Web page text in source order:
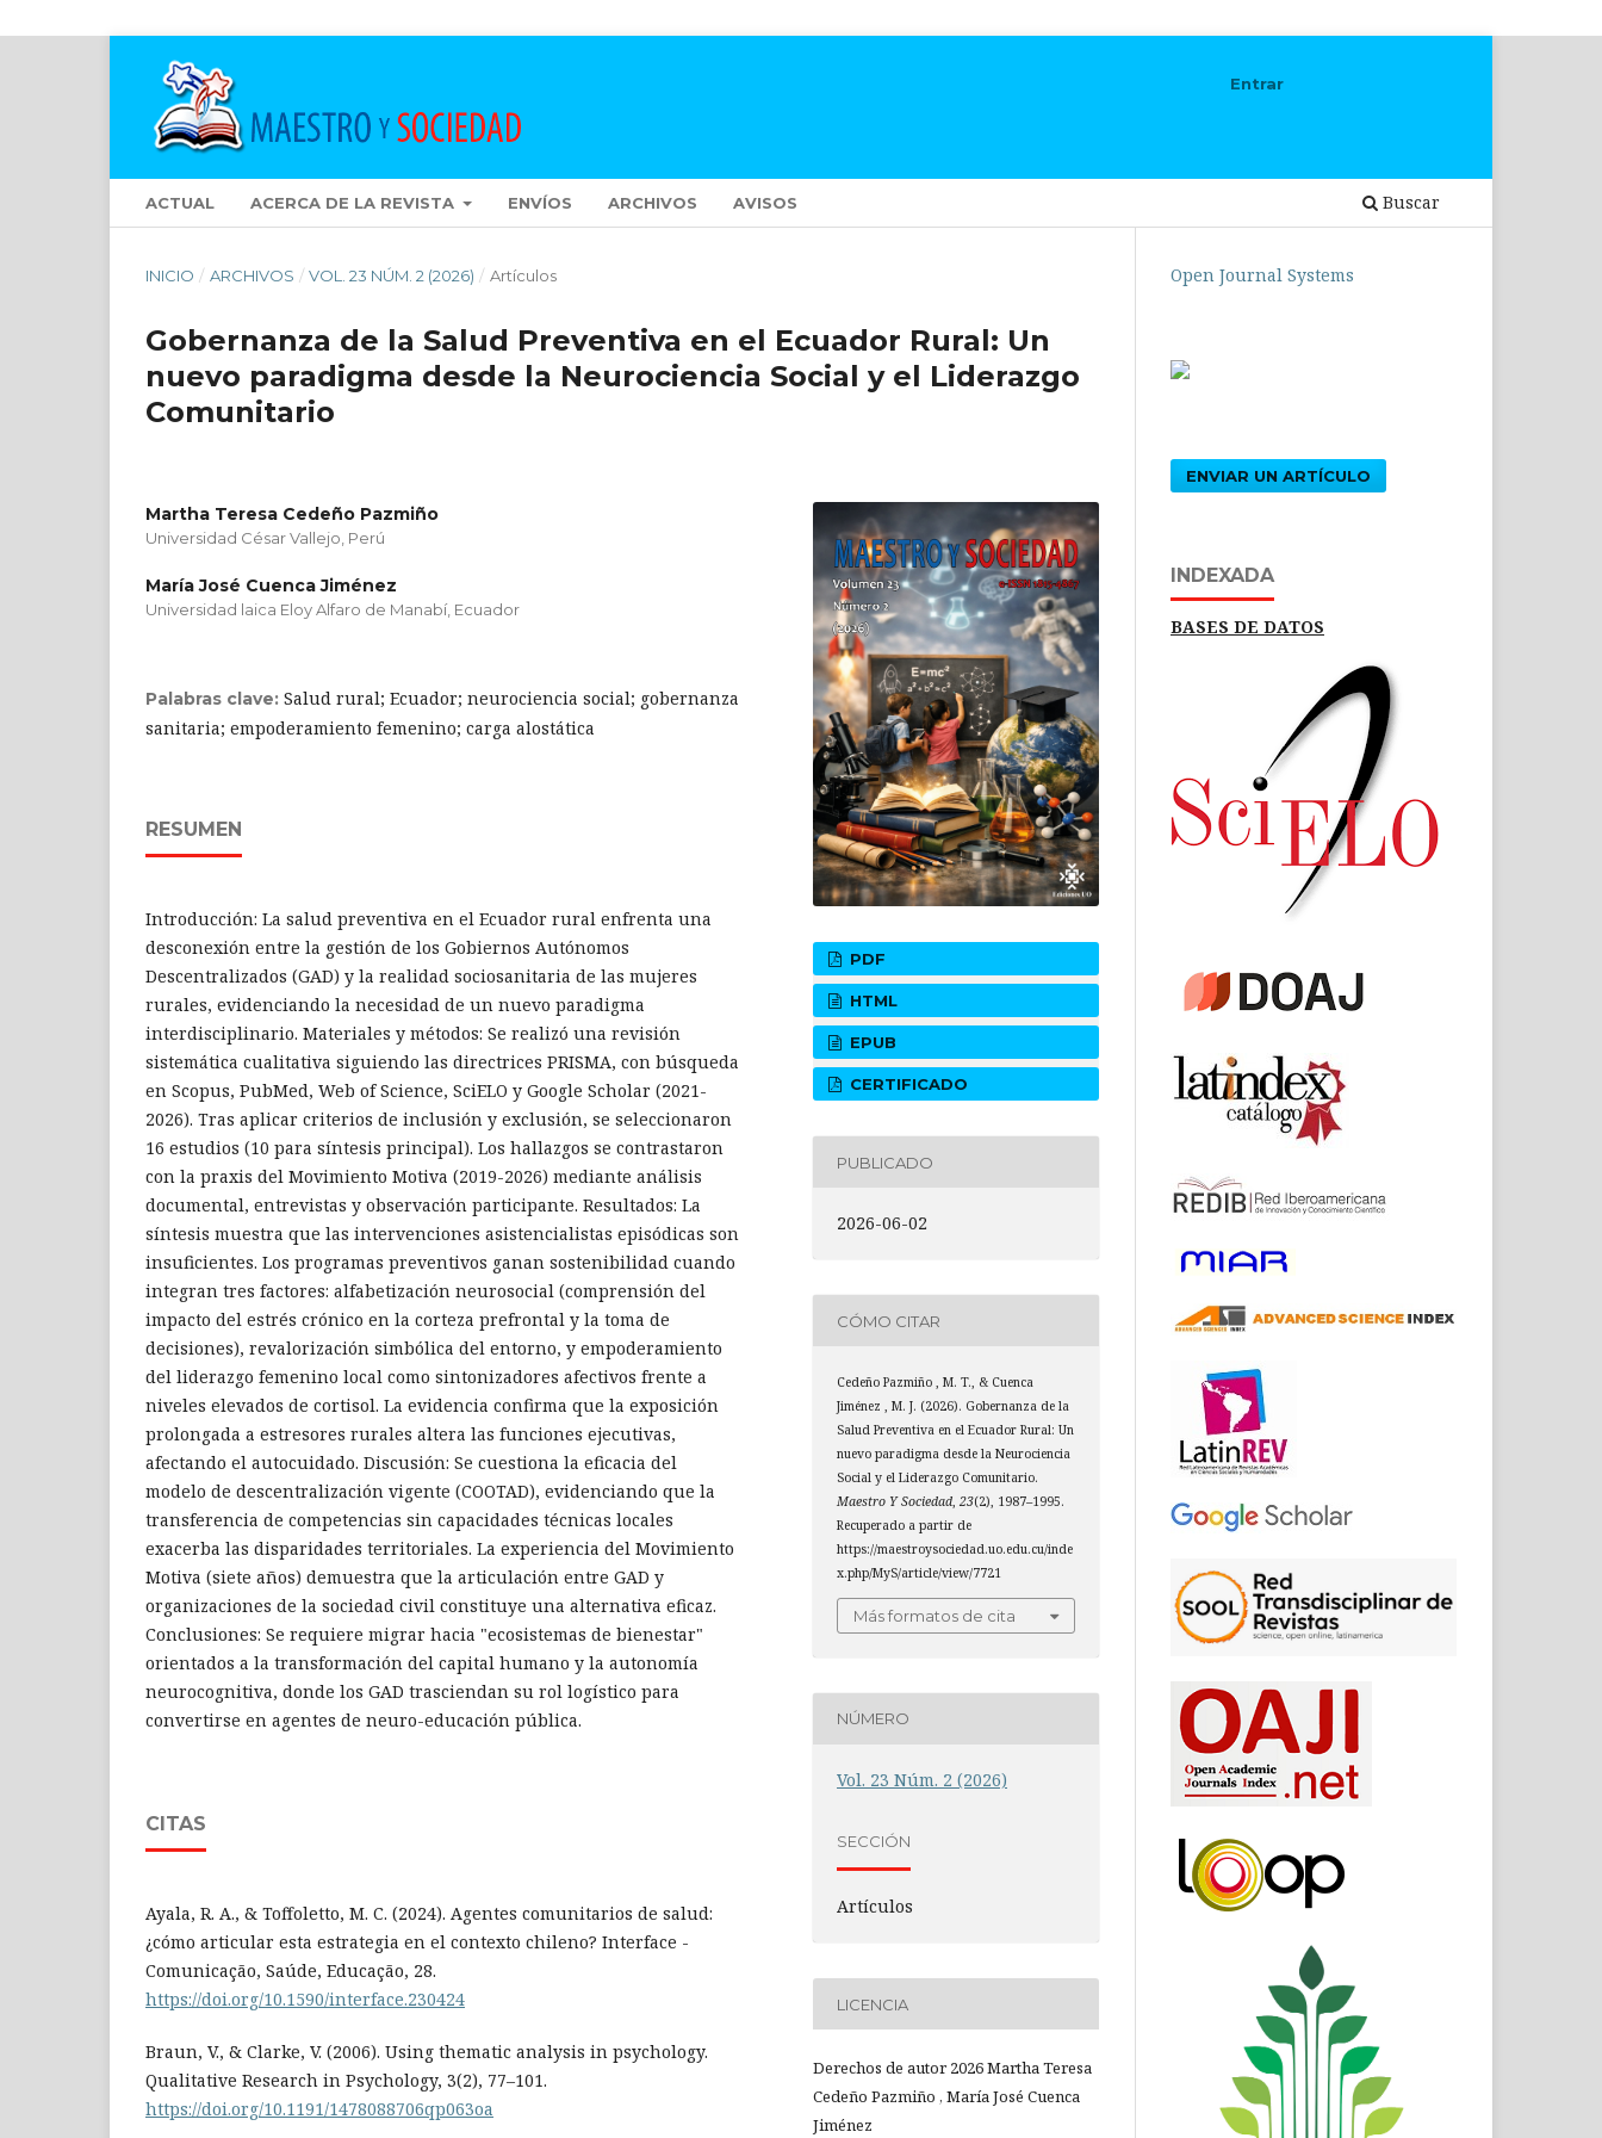
ACTUAL ACERCA DE LA REVISTA ENVÍOS ARCHIVOS AVISOS Buscar
Entrar
INICIO / ARCHIVOS / VOL. 23 NÚM. 2 (2026) / Artículos
Gobernanza de la Salud Preventiva en el Ecuador Rural: Un
nuevo paradigma desde la Neurociencia Social y el Liderazgo
Comunitario
Martha Teresa Cedeño Pazmiño
Universidad César Vallejo, Perú
María José Cuenca Jiménez
Universidad laica Eloy Alfaro de Manabí, Ecuador
Palabras clave: Salud rural; Ecuador; neurociencia social; gobernanza
sanitaria; empoderamiento femenino; carga alostática
RESUMEN
Introducción: La salud preventiva en el Ecuador rural enfrenta una
desconexión entre la gestión de los Gobiernos Autónomos
Descentralizados (GAD) y la realidad sociosanitaria de las mujeres
rurales, evidenciando la necesidad de un nuevo paradigma
interdisciplinario. Materiales y métodos: Se realizó una revisión
sistemática cualitativa siguiendo las directrices PRISMA, con búsqueda
en Scopus, PubMed, Web of Science, SciELO y Google Scholar (2021-
2026). Tras aplicar criterios de inclusión y exclusión, se seleccionaron
16 estudios (10 para síntesis principal). Los hallazgos se contrastaron
con la praxis del Movimiento Motiva (2019-2026) mediante análisis
documental, entrevistas y observación participante. Resultados: La
síntesis muestra que las intervenciones asistencialistas episódicas son
insuficientes. Los programas preventivos ganan sostenibilidad cuando
integran tres factores: alfabetización neurosocial (comprensión del
impacto del estrés crónico en la corteza prefrontal y la toma de
decisiones), revalorización simbólica del entorno, y empoderamiento
del liderazgo femenino local como sintonizadores afectivos frente a
niveles elevados de cortisol. La evidencia confirma que la exposición
prolongada a estresores rurales altera las funciones ejecutivas,
afectando el autocuidado. Discusión: Se cuestiona la eficacia del
modelo de descentralización vigente (COOTAD), evidenciando que la
transferencia de competencias sin capacidades técnicas locales
exacerba las disparidades territoriales. La experiencia del Movimiento
Motiva (siete años) demuestra que la articulación entre GAD y
organizaciones de la sociedad civil constituye una alternativa eficaz.
Conclusiones: Se requiere migrar hacia "ecosistemas de bienestar"
orientados a la transformación del capital humano y la autonomía
neurocognitiva, donde los GAD trasciendan su rol logístico para
convertirse en agentes de neuro-educación pública.
CITAS
Ayala, R. A., & Toffoletto, M. C. (2024). Agentes comunitarios de salud:
¿cómo articular esta estrategia en el contexto chileno? Interface -
Comunicação, Saúde, Educação, 28.
https://doi.org/10.1590/interface.230424
Braun, V., & Clarke, V. (2006). Using thematic analysis in psychology.
Qualitative Research in Psychology, 3(2), 77–101.
https://doi.org/10.1191/1478088706qp063oa
PDF
HTML
EPUB
CERTIFICADO
PUBLICADO
2026-06-02
CÓMO CITAR
Cedeño Pazmiño , M. T., & Cuenca
Jiménez , M. J. (2026). Gobernanza de la
Salud Preventiva en el Ecuador Rural: Un
nuevo paradigma desde la Neurociencia
Social y el Liderazgo Comunitario.
Maestro Y Sociedad,23(2), 1987–1995.
Recuperado a partir de
https://maestroysociedad.uo.edu.cu/inde
x.php/MyS/article/view/7721
Más formatos de cita
NÚMERO
Vol. 23 Núm. 2 (2026)
SECCIÓN
Artículos
LICENCIA
Derechos de autor 2026 Martha Teresa
Cedeño Pazmiño , María José Cuenca
Jiménez
Open Journal Systems
ENVIAR UN ARTÍCULO
INDEXADA
BASES DE DATOS